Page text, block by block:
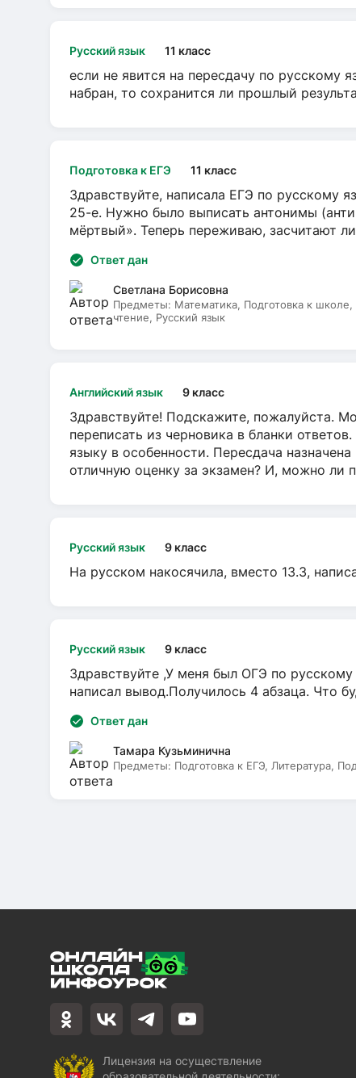
Русский язык 11 класс
если не явится на пересдачу по русскому
набран, то сохранится ли прошлый
Подготовка к ЕГЭ 11 класс
Здравствуйте, написала ЕГЭ по русскому
25-е. Нужно было выписать антонимы
мёртвый». Теперь переживаю, засчитают
Ответ дан
Светлана Борисовна
Предметы: Математика, Подготовка к
чтение, Русский язык
Английский язык 9 класс
Здравствуйте! Подскажите, пожалуйста.
переписать из черновика в бланки
языку в особенности. Пересдача
отличную оценку за экзамен? И, можно ли
Русский язык 9 класс
На русском накосячила, вместо 13.3,
Русский язык 9 класс
Здравствуйте ,У меня был ОГЭ по
написал вывод.Получилось 4 абзаца. Что
Ответ дан
Тамара Кузьминична
Предметы: Подготовка к ЕГЭ, Литература,
Лицензия на осуществление